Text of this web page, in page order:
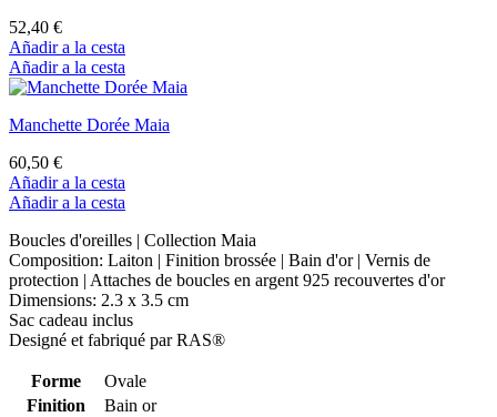
52,40 €
Añadir a la cesta
Añadir a la cesta
Manchette Dorée Maia
60,50 €
Añadir a la cesta
Añadir a la cesta
Boucles d'oreilles | Collection Maia
Composition: Laiton | Finition brossée | Bain d'or | Vernis de
protection | Attaches de boucles en argent 925 recouvertes d'or
Dimensions: 2.3 x 3.5 cm
Sac cadeau inclus
Designé et fabriqué par RAS®
Forme
Ovale
Finition
Bain or